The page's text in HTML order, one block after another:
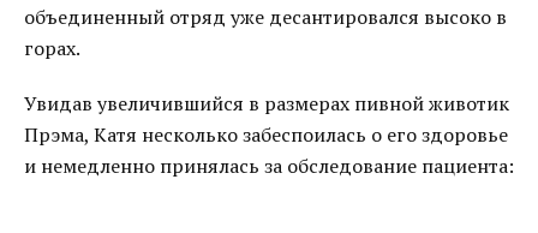
объединенный отряд уже десантировался высоко в
горах.
Увидав увеличившийся в размерах пивной животик
Прэма, Катя несколько забеспоилась о его здоровье
и немедленно принялась за обследование пациента: